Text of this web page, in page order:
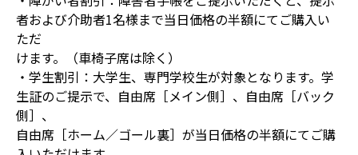
者および介助者1名様まで当日価格の半額にてご購入い
ただ
けます。（車椅子席は除く）
・学生割引：大学生、専門学校生が対象となります。学
生証のご提示で、自由席［メイン側］、自由席［バック
側］、
自由席［ホーム／ゴール裏］が当日価格の半額にてご購